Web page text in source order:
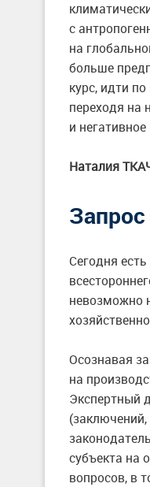
с
на
больше
курс, идти
переходя на
и
Наталия
Сегодня
невозможно
Осознавая
на
Экспертный
субъекта на
вопросов, в